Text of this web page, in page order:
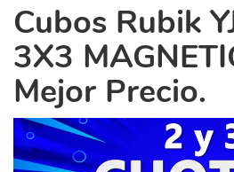
Cubos Rubik
3X3
Mejor Precio.